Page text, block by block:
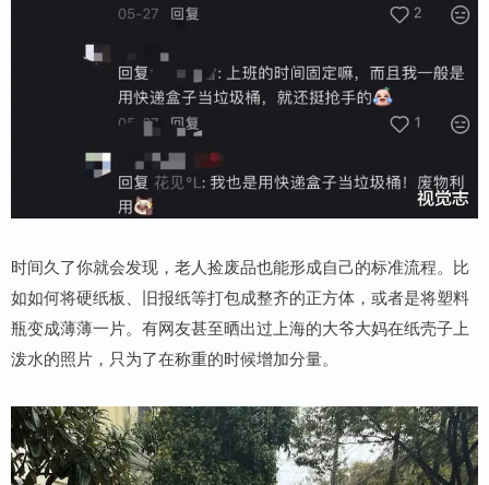
时间久了你就会发现，老人捡废品也能形成自己的标准流程。比
如如何将硬纸板、旧报纸等打包成整齐的正方体，或者是将塑料
瓶变成薄薄一片。有网友甚至晒出过上海的大爷大妈在纸壳子上
泼水的照片，只为了在称重的时候增加分量。